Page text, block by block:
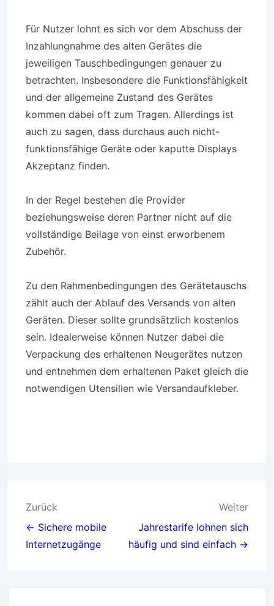
Für Nutzer lohnt es sich vor dem Abschuss der
Inzahlungnahme des alten Gerätes die
jeweiligen Tauschbedingungen genauer zu
betrachten. Insbesondere die Funktionsfähigkeit
und der allgemeine Zustand des Gerätes
kommen dabei oft zum Tragen. Allerdings ist
auch zu sagen, dass durchaus auch nicht-
funktionsfähige Geräte oder kaputte Displays
Akzeptanz finden.
In der Regel bestehen die Provider
beziehungsweise deren Partner nicht auf die
vollständige Beilage von einst erworbenem
Zubehör.
Zu den Rahmenbedingungen des Gerätetauschs
zählt auch der Ablauf des Versands von alten
Geräten. Dieser sollte grundsätzlich kostenlos
sein. Idealerweise können Nutzer dabei die
Verpackung des erhaltenen Neugerätes nutzen
und entnehmen dem erhaltenen Paket gleich die
notwendigen Utensilien wie Versandaufkleber.
Beitragsnavigation
Zurück
← Sichere mobile
Internetzugänge
Weiter
Jahrestarife lohnen sich
häufig und sind einfach →